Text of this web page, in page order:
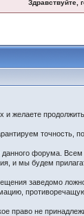
Здравствуйте,
точность,
форума.
и мы будем
заведомо
право не